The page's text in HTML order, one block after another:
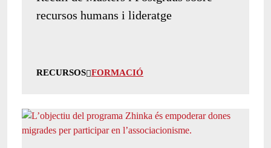
recursos humans i lideratge
RECURSOS FORMACIÓ